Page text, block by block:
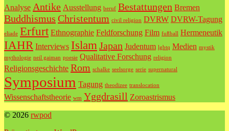
Analyse Antike Ausstellung beruf Bestattungen Bremen
Buddhismus Christentum civil religion DVRW DVRW-Tagung
eliade Erfurt Ethnographie Feldforschung Film fußball Hermeneutik
IAHR Interviews Islam Japan Judentum lgbtq Medien mystik
mythologie neil gaiman poesie Qualitative Forschung religion
Religionsgeschichte Rom schalke seelsorge serie supernatural
Symposium Tagung theodizee translocation
Wissenschaftstheorie wm Yggdrasill Zoroastrismus
© 2026 rwpod